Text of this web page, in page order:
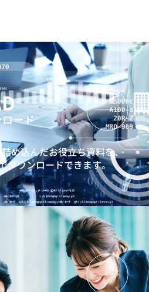
ラシー向上研修
ション研修
ティング研修
：若手社員向けキャリア研修
』
ーションAccela
めることができる若手社員を育
活用した自律的な成長促進プロ
ーソン
ストレングスワークショップ
ラム
インバスケット型研修
ード
め込んだお役立ち資料を、
ダウンロードできます。